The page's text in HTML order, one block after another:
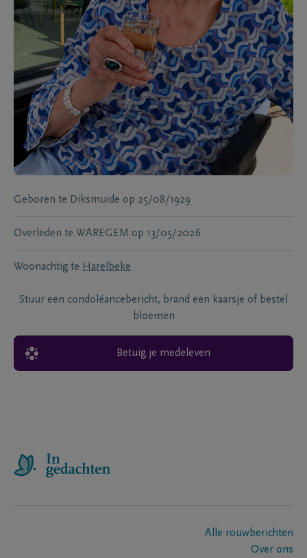
Geboren te Diksmuide op 25/08/1929
Overleden te WAREGEM op 13/05/2026
Woonachtig te Harelbeke
Stuur een condoléancebericht, brand een kaarsje of bestel
bloemen
Betuig je medeleven
Alle rouwberichten
Over ons